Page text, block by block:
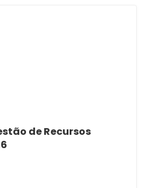
de Recursos